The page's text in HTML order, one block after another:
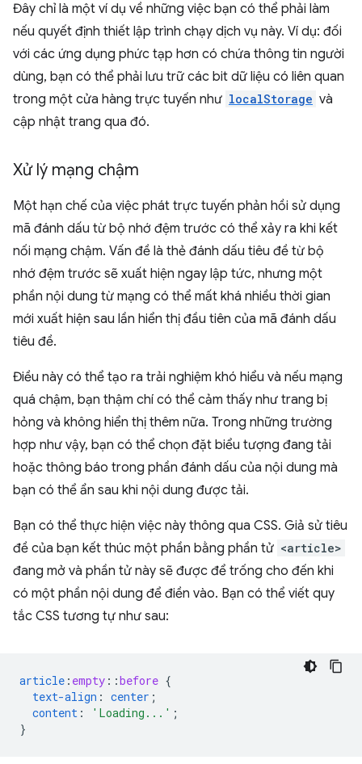
Đây chỉ là một ví dụ về những việc bạn có thể phải làm
nếu quyết định thiết lập trình chạy dịch vụ này. Ví dụ: đối
với các ứng dụng phức tạp hơn có chứa thông tin người
dùng, bạn có thể phải lưu trữ các bit dữ liệu có liên quan
trong một cửa hàng trực tuyến như localStorage và
cập nhật trang qua đó.
Xử lý mạng chậm
Một hạn chế của việc phát trực tuyến phản hồi sử dụng
mã đánh dấu từ bộ nhớ đệm trước có thể xảy ra khi kết
nối mạng chậm. Vấn đề là thẻ đánh dấu tiêu đề từ bộ
nhớ đệm trước sẽ xuất hiện ngay lập tức, nhưng một
phần nội dung từ mạng có thể mất khá nhiều thời gian
mới xuất hiện sau lần hiển thị đầu tiên của mã đánh dấu
tiêu đề.
Điều này có thể tạo ra trải nghiệm khó hiểu và nếu mạng
quá chậm, bạn thậm chí có thể cảm thấy như trang bị
hỏng và không hiển thị thêm nữa. Trong những trường
hợp như vậy, bạn có thể chọn đặt biểu tượng đang tải
hoặc thông báo trong phần đánh dấu của nội dung mà
bạn có thể ẩn sau khi nội dung được tải.
Bạn có thể thực hiện việc này thông qua CSS. Giả sử tiêu
đề của bạn kết thúc một phần bằng phần tử <article>
đang mở và phần tử này sẽ được để trống cho đến khi
có một phần nội dung để điền vào. Bạn có thể viết quy
tắc CSS tương tự như sau:
article : empty ::before {
text-align : center ;
content : 'Loading...' ;
}